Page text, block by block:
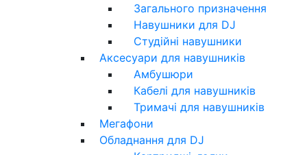
Загального призначення
Навушники для DJ
Студійні навушники
Аксесуари для навушників
Амбушюри
Кабелі для навушників
Тримачі для навушників
Мегафони
Обладнання для DJ